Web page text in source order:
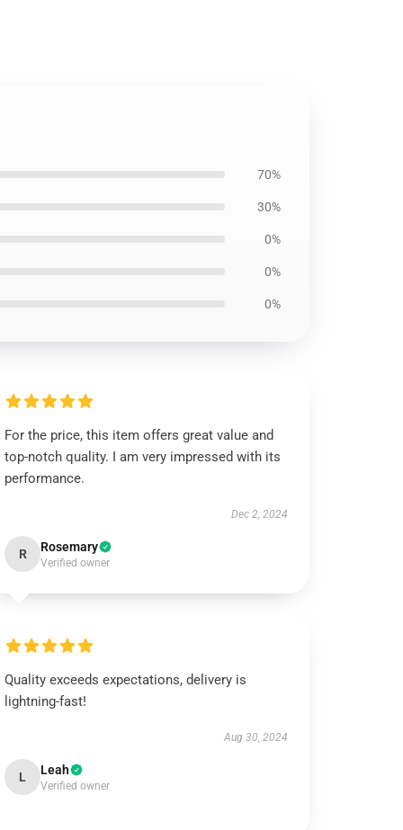
70%
30%
0%
0%
0%
For the price, this item offers great value and
top-notch quality. I am very impressed with its
performance.
Dec 2, 2024
R Rosemary
Verified owner
Quality exceeds expectations, delivery is
lightning-fast!
Aug 30, 2024
L Leah
Verified owner